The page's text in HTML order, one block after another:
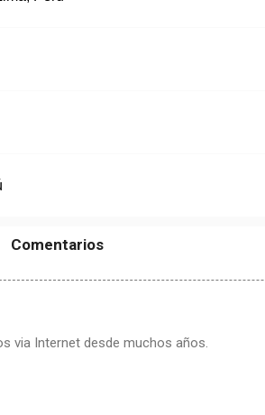
Comentarios
via Internet desde muchos años.